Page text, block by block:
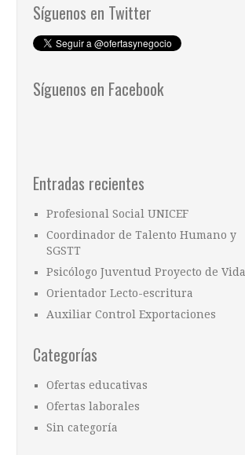
Síguenos en Twitter
Síguenos en Facebook
Entradas recientes
Profesional Social UNICEF
Coordinador de Talento Humano y
SGSTT
Psicólogo Juventud Proyecto de Vida
Orientador Lecto-escritura
Auxiliar Control Exportaciones
Categorías
Ofertas educativas
Ofertas laborales
Sin categoría